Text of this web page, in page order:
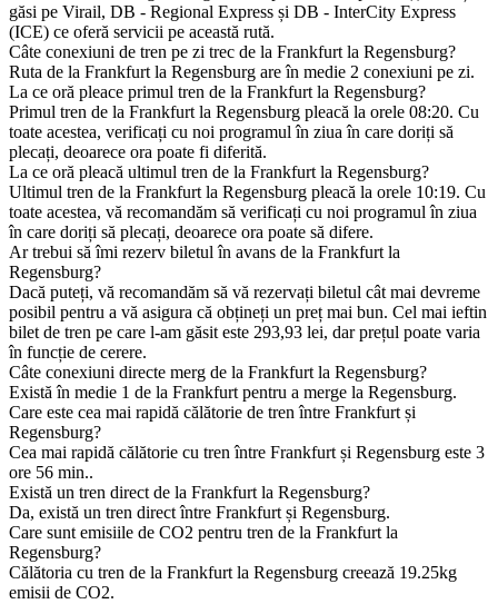
găsi pe Virail, DB - Regional Express și DB - InterCity Express
(ICE) ce oferă servicii pe această rută.
Câte conexiuni de tren pe zi trec de la Frankfurt la Regensburg?
Ruta de la Frankfurt la Regensburg are în medie 2 conexiuni pe zi.
La ce oră pleace primul tren de la Frankfurt la Regensburg?
Primul tren de la Frankfurt la Regensburg pleacă la orele 08:20. Cu
toate acestea, verificați cu noi programul în ziua în care doriți să
plecați, deoarece ora poate fi diferită.
La ce oră pleacă ultimul tren de la Frankfurt la Regensburg?
Ultimul tren de la Frankfurt la Regensburg pleacă la orele 10:19. Cu
toate acestea, vă recomandăm să verificați cu noi programul în ziua
în care doriți să plecați, deoarece ora poate să difere.
Ar trebui să îmi rezerv biletul în avans de la Frankfurt la
Regensburg?
Dacă puteți, vă recomandăm să vă rezervați biletul cât mai devreme
posibil pentru a vă asigura că obțineți un preț mai bun. Cel mai ieftin
bilet de tren pe care l-am găsit este 293,93 lei, dar prețul poate varia
în funcție de cerere.
Câte conexiuni directe merg de la Frankfurt la Regensburg?
Există în medie 1 de la Frankfurt pentru a merge la Regensburg.
Care este cea mai rapidă călătorie de tren între Frankfurt și
Regensburg?
Cea mai rapidă călătorie cu tren între Frankfurt și Regensburg este 3
ore 56 min..
Există un tren direct de la Frankfurt la Regensburg?
Da, există un tren direct între Frankfurt și Regensburg.
Care sunt emisiile de CO2 pentru tren de la Frankfurt la
Regensburg?
Călătoria cu tren de la Frankfurt la Regensburg creează 19.25kg
emisii de CO2.